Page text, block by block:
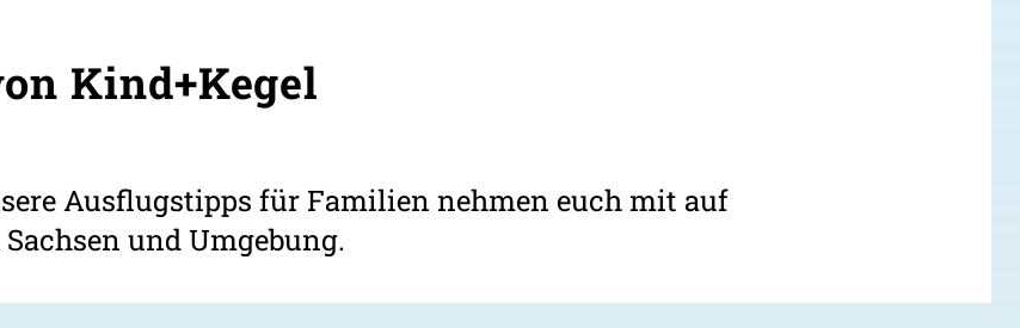
Kind+Kegel
Ausflugstipps für Familien nehmen euch mit auf
und Umgebung.